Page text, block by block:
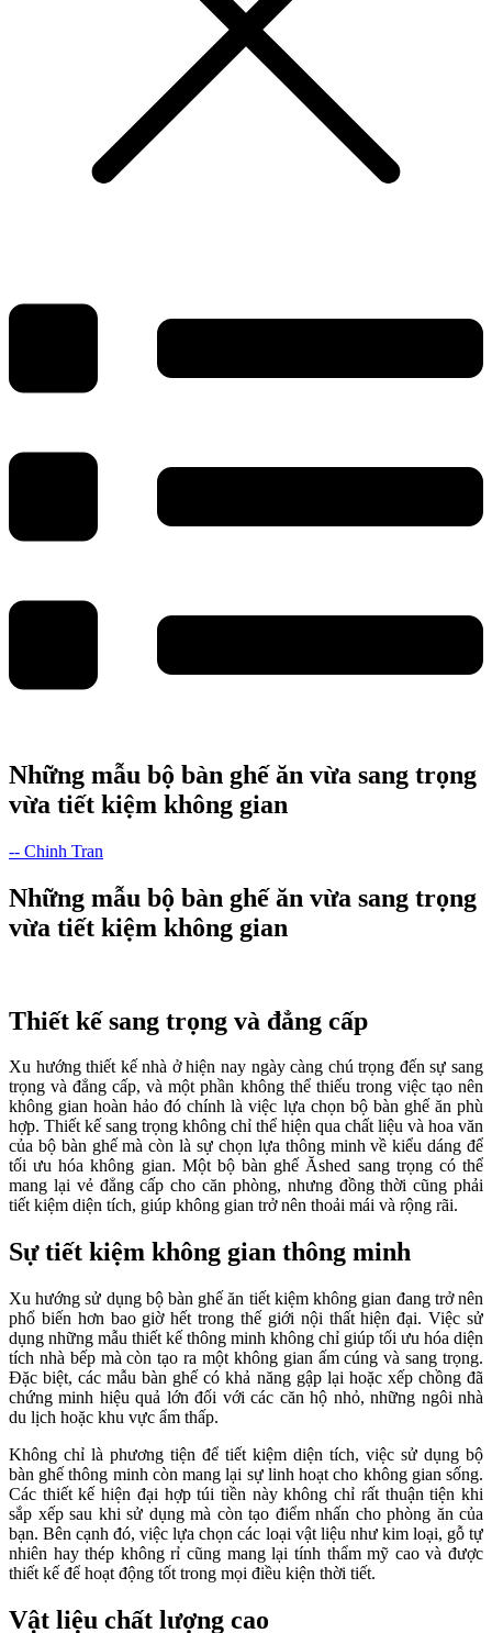
Những mẫu bộ bàn ghế ăn vừa sang trọng
vừa tiết kiệm không gian
-- Chinh Tran
Những mẫu bộ bàn ghế ăn vừa sang trọng
vừa tiết kiệm không gian
Thiết kế sang trọng và đẳng cấp
Xu hướng thiết kế nhà ở hiện nay ngày càng chú trọng đến sự sang
trọng và đẳng cấp, và một phần không thể thiếu trong việc tạo nên
không gian hoàn hảo đó chính là việc lựa chọn bộ bàn ghế ăn phù
hợp. Thiết kế sang trọng không chỉ thể hiện qua chất liệu và hoa văn
của bộ bàn ghế mà còn là sự chọn lựa thông minh về kiểu dáng để
tối ưu hóa không gian. Một bộ bàn ghế Ăshed sang trọng có thể
mang lại vẻ đẳng cấp cho căn phòng, nhưng đồng thời cũng phải
tiết kiệm diện tích, giúp không gian trở nên thoải mái và rộng rãi.
Sự tiết kiệm không gian thông minh
Xu hướng sử dụng bộ bàn ghế ăn tiết kiệm không gian đang trở nên
phổ biến hơn bao giờ hết trong thế giới nội thất hiện đại. Việc sử
dụng những mẫu thiết kế thông minh không chỉ giúp tối ưu hóa diện
tích nhà bếp mà còn tạo ra một không gian ấm cúng và sang trọng.
Đặc biệt, các mẫu bàn ghế có khả năng gập lại hoặc xếp chồng đã
chứng minh hiệu quả lớn đối với các căn hộ nhỏ, những ngôi nhà
du lịch hoặc khu vực ẩm thấp.
Không chỉ là phương tiện để tiết kiệm diện tích, việc sử dụng bộ
bàn ghế thông minh còn mang lại sự linh hoạt cho không gian sống.
Các thiết kế hiện đại hợp túi tiền này không chỉ rất thuận tiện khi
sắp xếp sau khi sử dụng mà còn tạo điểm nhấn cho phòng ăn của
bạn. Bên cạnh đó, việc lựa chọn các loại vật liệu như kim loại, gỗ tự
nhiên hay thép không rỉ cũng mang lại tính thẩm mỹ cao và được
thiết kế để hoạt động tốt trong mọi điều kiện thời tiết.
Vật liệu chất lượng cao